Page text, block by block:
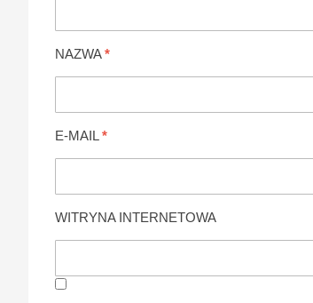
NAZWA*
E-MAIL *
WITRYNA INTERNETOWA